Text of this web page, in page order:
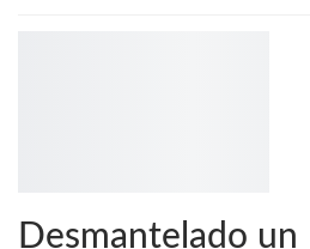
Desmantelado un